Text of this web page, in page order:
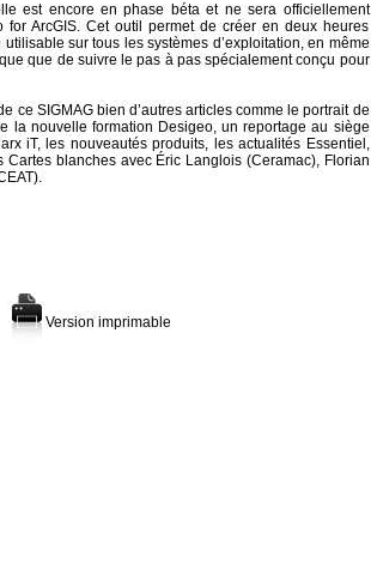
est encore en phase béta et ne sera officiellement
for ArcGIS. Cet outil permet de créer en deux heures
sur tous les systèmes d’exploitation, en même
que de suivre le pas à pas spécialement conçu pour
ce SIGMAG bien d’autres articles comme le portrait de
la nouvelle formation Desigeo, un reportage au siège
iT, les nouveautés produits, les actualités Essentiel,
Cartes blanches avec Éric Langlois (Ceramac), Florian
Version imprimable